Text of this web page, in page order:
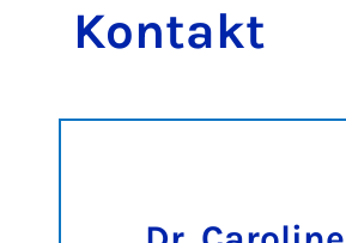
Kon­takt